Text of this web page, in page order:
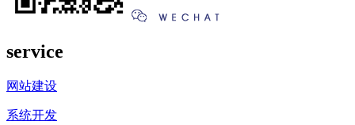
service
网站建设
系统开发